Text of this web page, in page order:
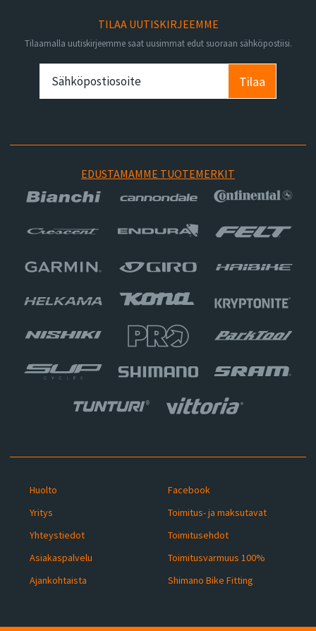
TILAA UUTISKIRJEEMME
Tilaamalla uutiskirjeemme saat uusimmat edut suoraan sähköpostiisi.
Tilaa
EDUSTAMAMME TUOTEMERKIT
Huolto
Yritys
Yhteystiedot
Asiakaspalvelu
Ajankohtaista
Facebook
Toimitus- ja maksutavat
Toimitusehdot
Toimitusvarmuus 100%
Shimano Bike Fitting